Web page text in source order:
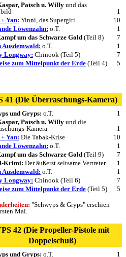
Patsch u. Willy und das
1
Yan: Yinni, das Supergirl
10
Löwenzahn: o.T.
1
um das Schwarze Gold (Teil 8)
7
Ausdemwald: o.T.
1
Longway: Chinook (Teil 5)
7
zum Mittelpunkt der Erde (Teil 4) 5
41 (Die Überraschungs-Kamera)
und Gryps: o.T.
1
Patsch u. Willy und die
Kamera
1
Yan: Die Tabak-Krise
10
Löwenzahn: o.T.
1
um das Schwarze Gold (Teil 9)
7
Krimi: Der äußerst seltsame Vertreter
1
Ausdemwald: o.T.
1
Longway: Chinook (Teil 6)
7
zum Mittelpunkt der Erde (Teil 5) 5
"Schwyps & Gryps" erschien
Mal.
42 (Die Propeller-Pistole mit
Doppelschuß)
und Gryps: o.T.
1